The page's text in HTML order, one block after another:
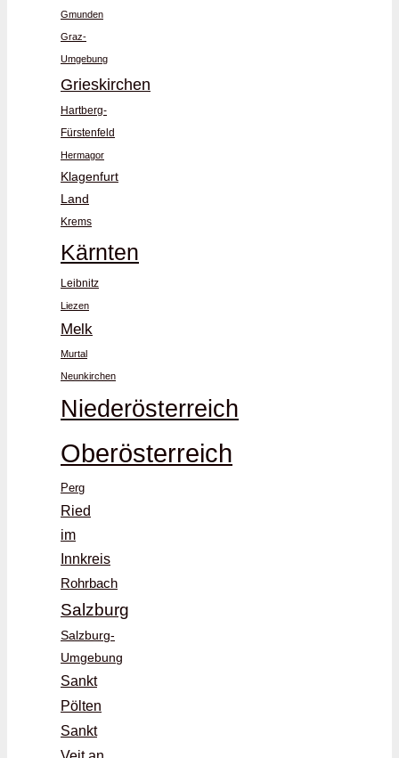
Gmunden
Graz-
Umgebung
Grieskirchen
Hartberg-
Fürstenfeld
Hermagor
Klagenfurt
Land
Krems
Kärnten
Leibnitz
Liezen
Melk
Murtal
Neunkirchen
Niederösterreich
Oberösterreich
Perg
Ried
im
Innkreis
Rohrbach
Salzburg
Salzburg-
Umgebung
Sankt
Pölten
Sankt